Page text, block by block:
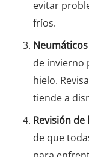
evitar
fríos.
de invierno
hielo.
tiende a
Revisión
de que